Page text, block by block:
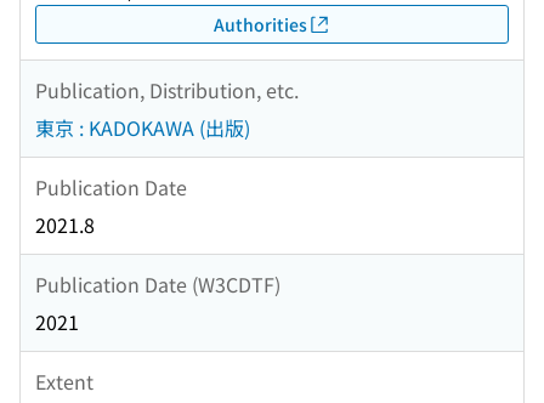
Authorities
Publication, Distribution, etc.
東京 : KADOKAWA (出版)
Publication Date
2021.8
Publication Date (W3CDTF)
2021
Extent